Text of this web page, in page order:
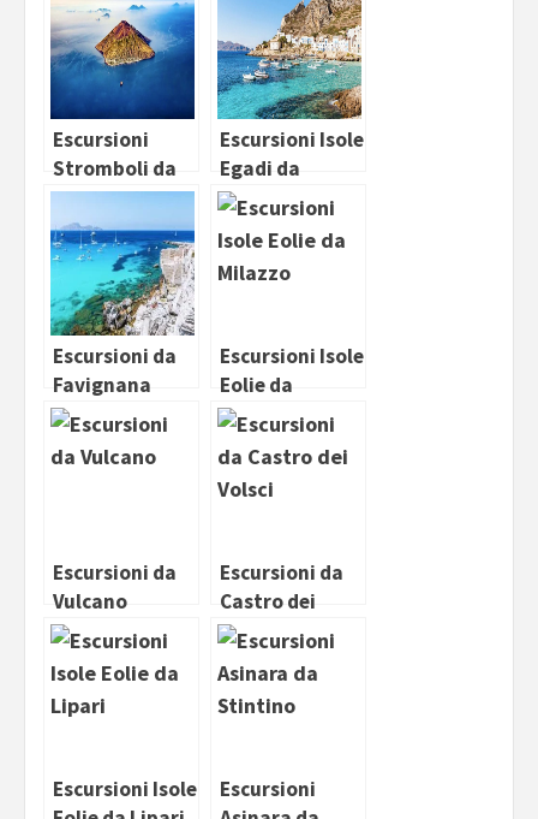
Escursioni
Stromboli da
Tropea
Escursioni Isole
Egadi da
Trapani
Escursioni da
Favignana
Escursioni Isole
Eolie da
Milazzo
Escursioni da
Vulcano
Escursioni da
Castro dei
Volsci
Escursioni Isole
Escursioni